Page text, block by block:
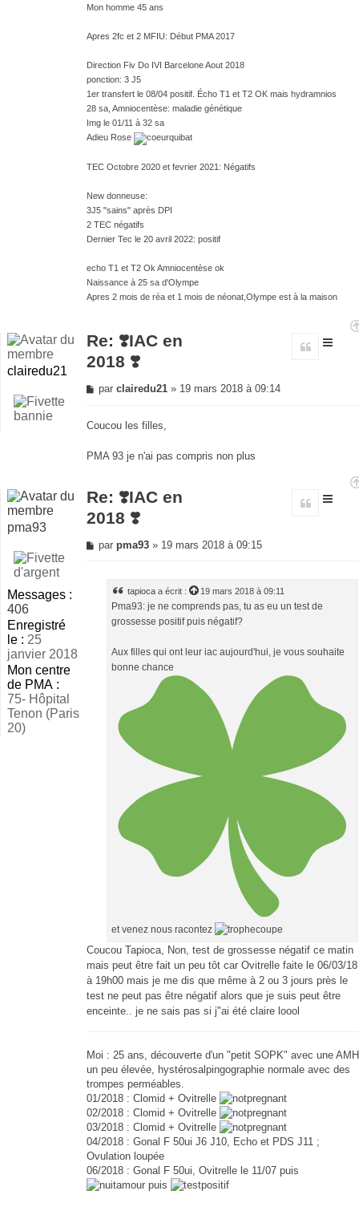
Mon homme 45 ans
Apres 2fc et 2 MFIU: Début PMA 2017
Direction Fiv Do IVI Barcelone Aout 2018
ponction: 3 J5
1er transfert le 08/04 positif. Écho T1 et T2 OK mais hydramnios
28 sa, Amniocentèse: maladie génétique
Img le 01/11 à 32 sa
Adieu Rose
TEC Octobre 2020 et fevrier 2021: Négatifs
New donneuse:
3J5 "sains" après DPI
2 TEC négatifs
Dernier Tec le 20 avril 2022: positif
echo T1 et T2 Ok Amniocentèse ok
Naissance à 25 sa d'Olympe
Apres 2 mois de réa et 1 mois de néonat,Olympe est à la maison
clairedu21
Re: ❣️IAC en
2018 ❣️
Citer
Message
par clairedu21» 19 mars 2018 à 09:14
Coucou les filles,
PMA 93 je n'ai pas compris non plus
pma93
Messages :
406
Enregistré
le : 25
janvier 2018
Mon centre
de PMA :
75- Hôpital
Tenon (Paris
20)
Re: ❣️IAC en
2018 ❣️
Citer
Message
par pma93» 19 mars 2018 à 09:15
tapiocaa écrit : 19 mars 2018 à 09:11
Pma93: je ne comprends pas, tu as eu un test de
grossesse positif puis négatif?
Aux filles qui ont leur iac aujourd'hui, je vous souhaite
bonne chance
et venez nous racontez
Coucou Tapioca, Non, test de grossesse négatif ce matin
mais peut être fait un peu tôt car Ovitrelle faite le 06/03/18
à 19h00 mais je me dis que même à 2 ou 3 jours près le
test ne peut pas être négatif alors que je suis peut être
enceinte.. je ne sais pas si j"ai été claire loool
Moi : 25 ans, découverte d'un "petit SOPK" avec une AMH
un peu élevée, hystérosalpingographie normale avec des
trompes perméables.
01/2018 : Clomid + Ovitrelle
02/2018 : Clomid + Ovitrelle
03/2018 : Clomid + Ovitrelle
04/2018 : Gonal F 50ui J6 J10, Echo et PDS J11 ;
Ovulation loupée
06/2018 : Gonal F 50ui, Ovitrelle le 11/07 puis
puis